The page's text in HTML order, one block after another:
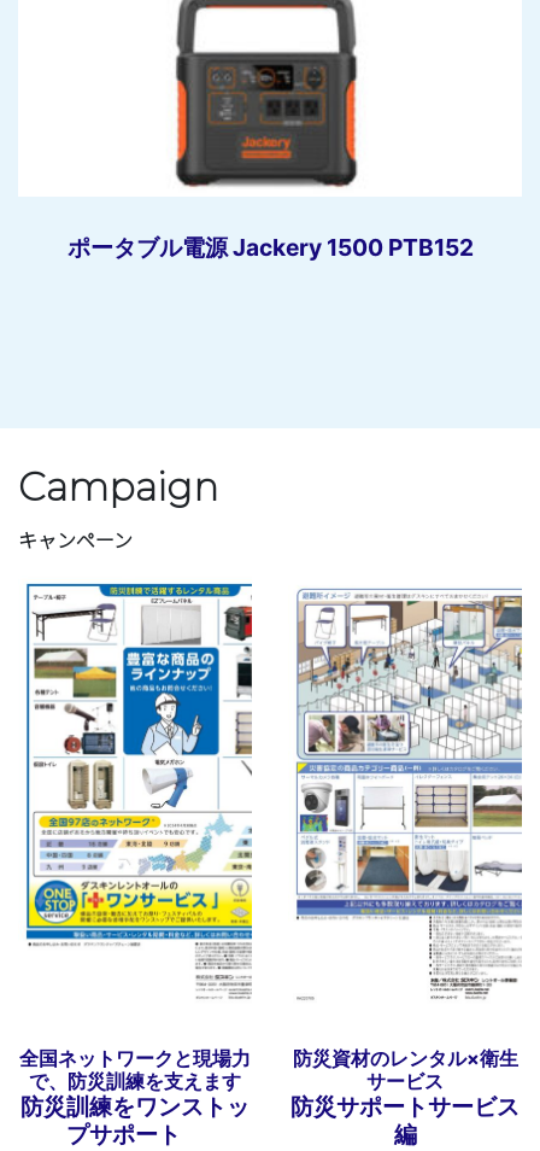
ポータブル電源 Jackery 1500 PTB152
Campaign
キャンペーン
全国ネットワークと現場力
で、防災訓練を支えます
防災訓練をワンストッ
プサポート
防災資材のレンタル×衛生
サービス
防災サポートサービス
編